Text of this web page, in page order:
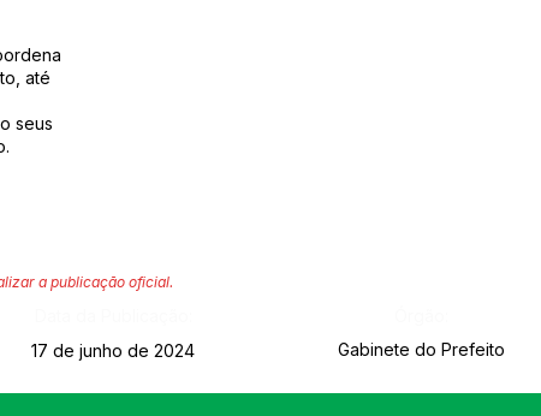
até
seus
a publicação oficial.
17 de junho de 2024 Gabinete do Prefeito